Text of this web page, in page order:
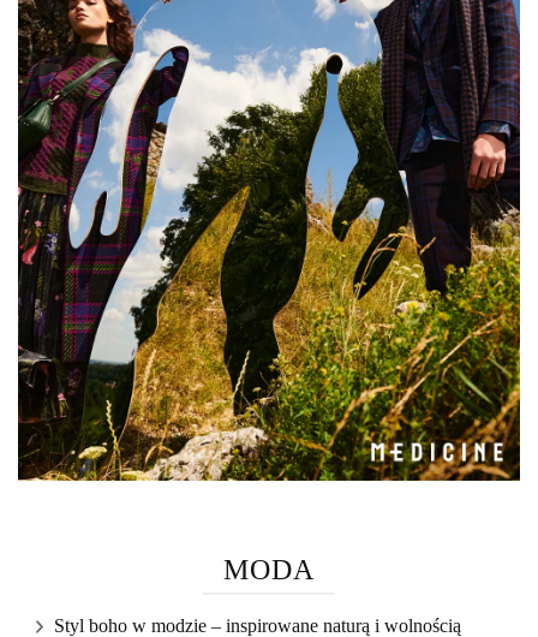
MODA
Styl boho w modzie – inspirowane naturą i wolnością